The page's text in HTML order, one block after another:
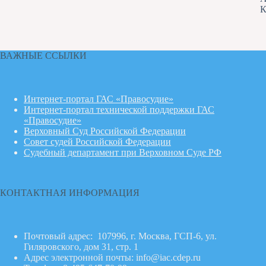
ВАЖНЫЕ ССЫЛКИ
Интернет-портал ГАС «Правосудие»
Интернет-портал технической поддержки ГАС
«Правосудие»
Верховный Суд Российской Федерации
Совет судей Российской Федерации
Судебный департамент при Верховном Суде РФ
КОНТАКТНАЯ ИНФОРМАЦИЯ
Почтовый адрес: 107996, г. Москва, ГСП-6, ул.
Гиляровского, дом 31, стр. 1
Адрес электронной почты: info@iac.cdep.ru